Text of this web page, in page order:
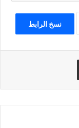
نسخ الرابط
مشاركة عبر البريد